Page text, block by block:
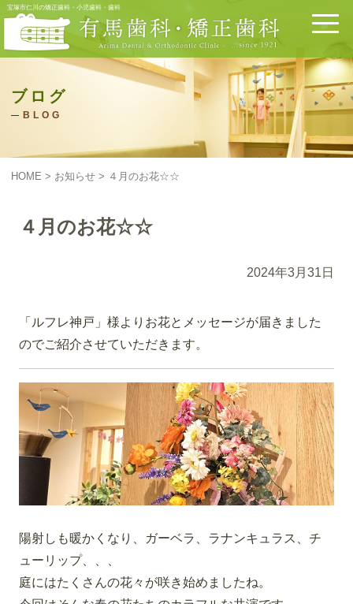
宝塚市仁川の矯正歯科・小児歯科・歯科
ブログ
BLOG
HOME > お知らせ > ４月のお花☆☆
４月のお花☆☆
2024年3月31日
「ルフレ神戸」様よりお花とメッセージが届きました
のでご紹介させていただきます。
陽射しも暖かくなり、ガーベラ、ラナンキュラス、チ
ューリップ、
庭にはたくさんの花々が咲き始めましたね。